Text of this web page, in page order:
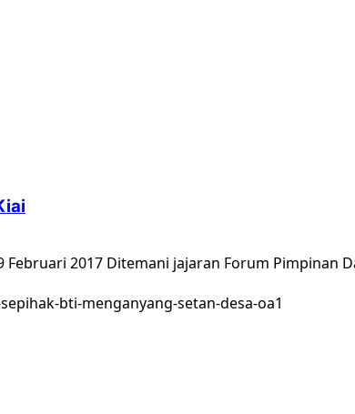
Februari 2017 Ditemani jajaran Forum Pimpinan